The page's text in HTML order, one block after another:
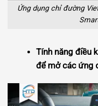
Ứng dụng chỉ đường
Tính năng điều
để mở các ứng